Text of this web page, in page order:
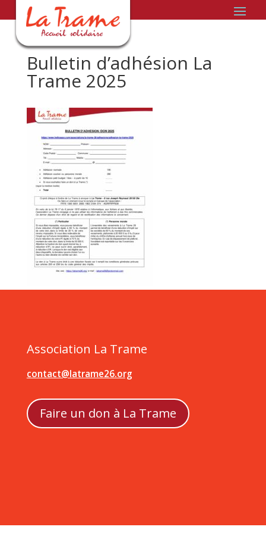
Bulletin d’adhésion La
Trame 2025
Association La Trame
contact@latrame26.org
Faire un don à La Trame